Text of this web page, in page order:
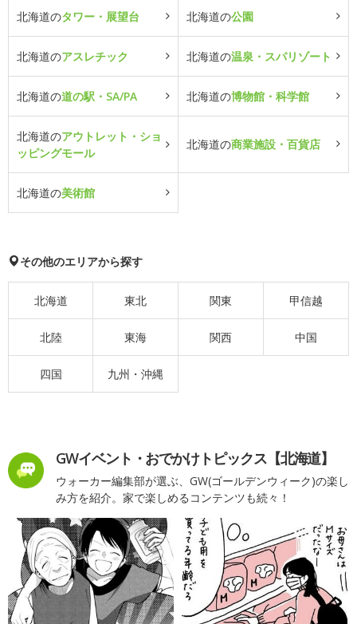
北海道のタワー・展望台 北海道の公園
北海道のアスレチック 北海道の温泉・スパリゾート
北海道の道の駅・SA/PA 北海道の博物館・科学館
北海道のアウトレット・ショ
ッピングモール
北海道の商業施設・百貨店
北海道の美術館
その他のエリアから探す
北海道 東北 関東 甲信越
北陸 東海 関西 中国
四国 九州・沖縄
GWイベント・おでかけトピックス【北海道】
ウォーカー編集部が選ぶ、GW(ゴールデンウィーク)の楽し
み方を紹介。家で楽しめるコンテンツも続々！